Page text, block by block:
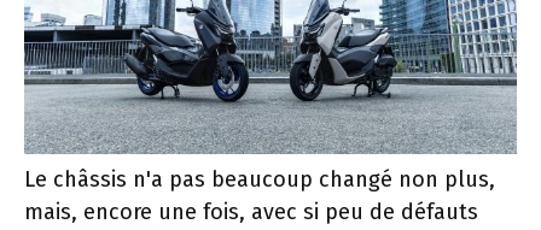
Le châssis n'a pas beaucoup changé non plus,
mais, encore une fois, avec si peu de défauts